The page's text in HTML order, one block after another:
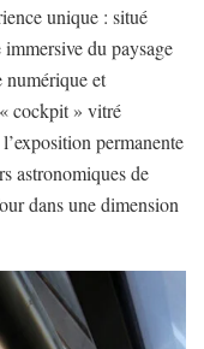
unique : situé
du paysage
numérique et
cockpit » vitré
permanente
astronomiques de
dans une dimension